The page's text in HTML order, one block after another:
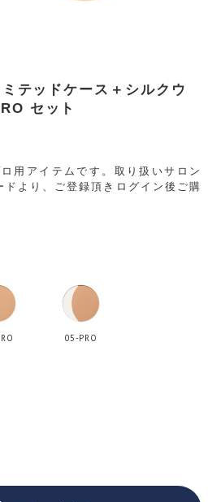
テッドケース＋シルクウ
セット
用アイテムです。取り扱いサロン
より、ご登録頂きログイン後ご購
05-PRO